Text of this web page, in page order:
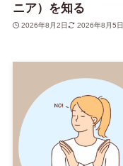
ニア）を知る
2026年8月2日 2026年8月5日